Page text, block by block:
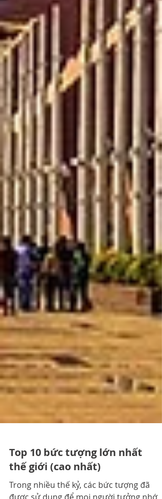
Top 10 bức tượng lớn nhất
thế giới (cao nhất)